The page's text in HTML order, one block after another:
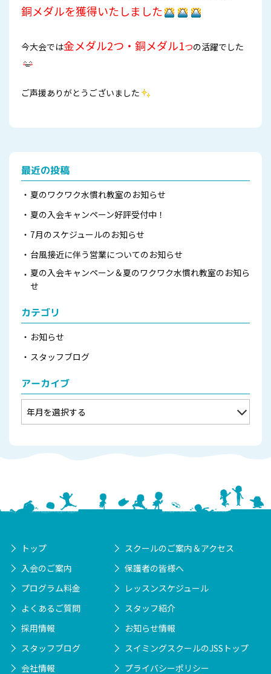
銅メダルを獲得いたしました
今大会では金メダル2つ・銅メダル1つの活躍でした
ご声援ありがとうございました
最近の投稿
夏のワクワク水慣れ教室のお知らせ
夏の入会キャンペーン好評受付中！
7月のスケジュールのお知らせ
台風接近に伴う営業についてのお知らせ
夏の入会キャンペーン＆夏のワクワク水慣れ教室のお知ら
せ
カテゴリ
お知らせ
スタッフブログ
アーカイブ
トップ
スクールのご案内＆アクセス
入会のご案内
保護者の皆様へ
プログラム料金
レッスンスケジュール
よくあるご質問
スタッフ紹介
採用情報
お知らせ情報
スタッフブログ
スイミングスクールのJSSトップ
会社情報
プライバシーポリシー